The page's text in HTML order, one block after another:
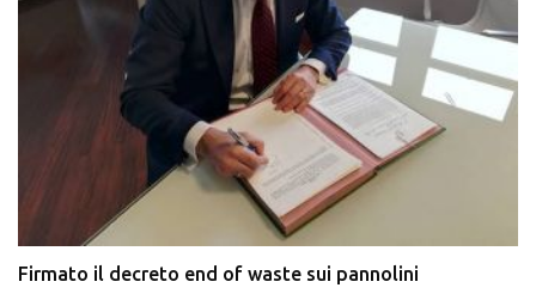
Firmato il decreto end of waste sui pannolini